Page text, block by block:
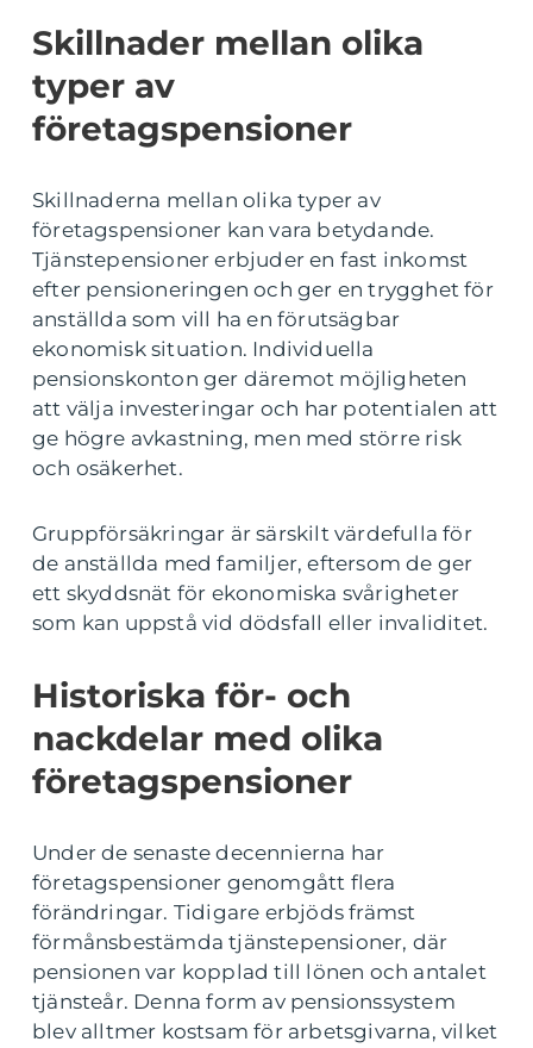
Skillnader mellan olika
typer av
företagspensioner
Skillnaderna mellan olika typer av
företagspensioner kan vara betydande.
Tjänstepensioner erbjuder en fast inkomst
efter pensioneringen och ger en trygghet för
anställda som vill ha en förutsägbar
ekonomisk situation. Individuella
pensionskonton ger däremot möjligheten
att välja investeringar och har potentialen att
ge högre avkastning, men med större risk
och osäkerhet.
Gruppförsäkringar är särskilt värdefulla för
de anställda med familjer, eftersom de ger
ett skyddsnät för ekonomiska svårigheter
som kan uppstå vid dödsfall eller invaliditet.
Historiska för- och
nackdelar med olika
företagspensioner
Under de senaste decennierna har
företagspensioner genomgått flera
förändringar. Tidigare erbjöds främst
förmånsbestämda tjänstepensioner, där
pensionen var kopplad till lönen och antalet
tjänsteår. Denna form av pensionssystem
blev alltmer kostsam för arbetsgivarna, vilket